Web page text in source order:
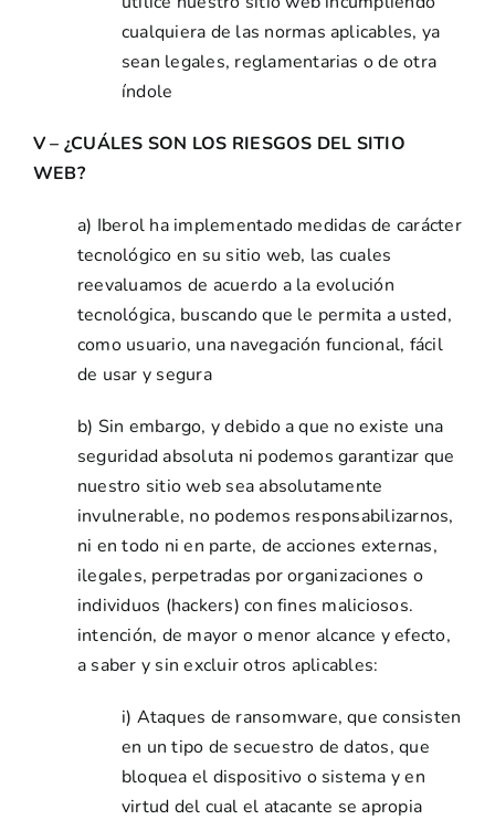
cualquiera de las normas aplicables, ya
sean legales, reglamentarias o de otra
índole
V – ¿CUÁLES SON LOS RIESGOS DEL SITIO
WEB?
a) Iberol ha implementado medidas de carácter
tecnológico en su sitio web, las cuales
reevaluamos de acuerdo a la evolución
tecnológica, buscando que le permita a usted,
como usuario, una navegación funcional, fácil
de usar y segura
b) Sin embargo, y debido a que no existe una
seguridad absoluta ni podemos garantizar que
nuestro sitio web sea absolutamente
invulnerable, no podemos responsabilizarnos,
ni en todo ni en parte, de acciones externas,
ilegales, perpetradas por organizaciones o
individuos (hackers) con fines maliciosos.
intención, de mayor o menor alcance y efecto,
a saber y sin excluir otros aplicables:
i) Ataques de ransomware, que consisten
en un tipo de secuestro de datos, que
bloquea el dispositivo o sistema y en
virtud del cual el atacante se apropia